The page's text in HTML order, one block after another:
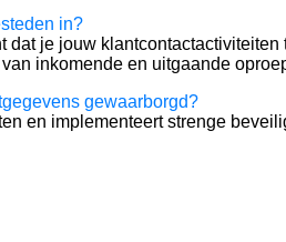
in?
dat je jouw
inkomende en uitgaande
gewaarborgd?
en implementeert strenge